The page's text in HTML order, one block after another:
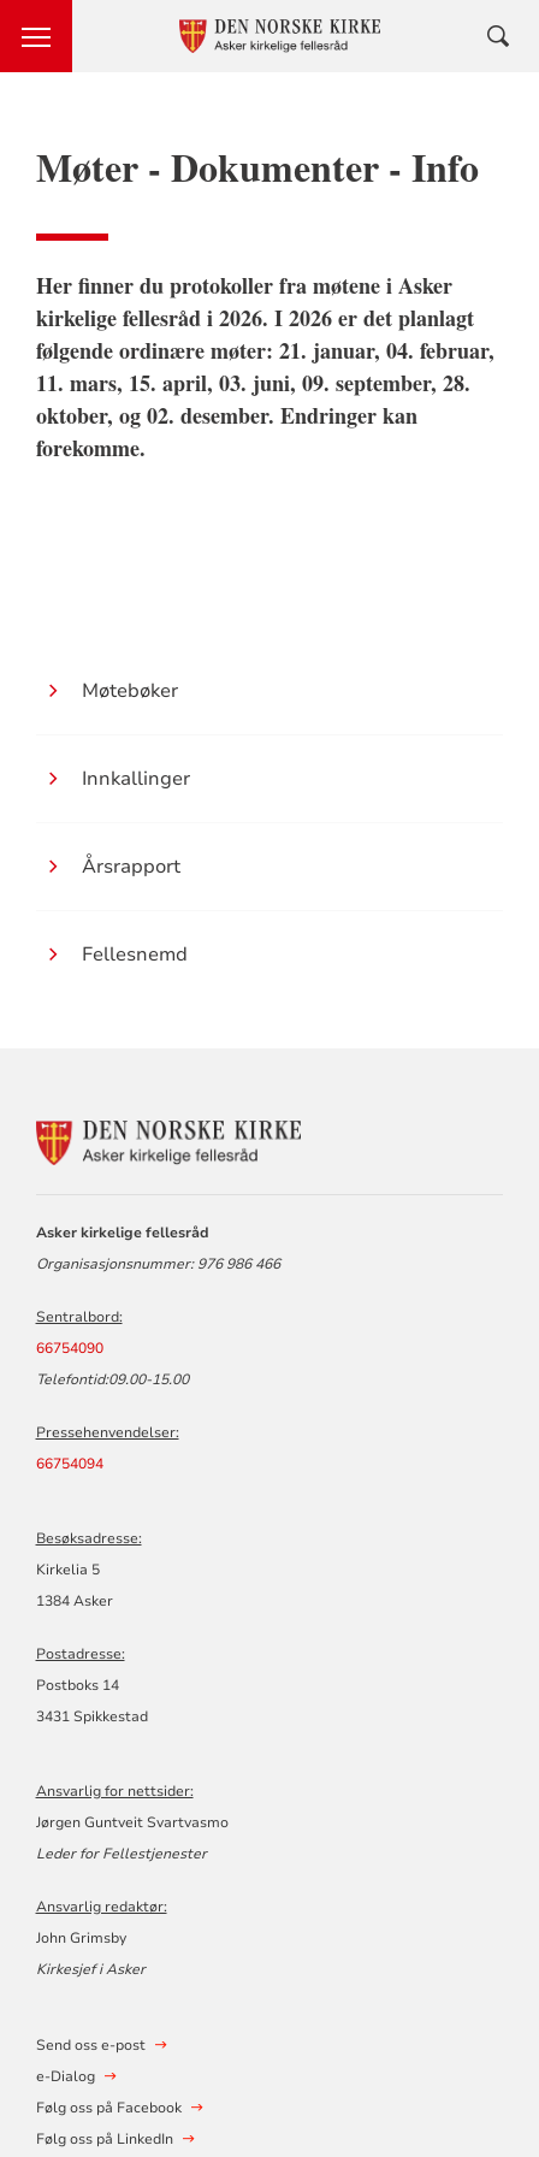
Møter - Dokumenter - Info
Her finner du protokoller fra møtene i Asker
kirkelige fellesråd i 2026. I 2026 er det planlagt
følgende ordinære møter: 21. januar, 04. februar,
11. mars, 15. april, 03. juni, 09. september, 28.
oktober, og 02. desember. Endringer kan
forekomme.
Møtebøker
Innkallinger
Årsrapport
Fellesnemd
KONTAKTINFORMASJON
Asker kirkelige fellesråd
Organisasjonsnummer: 976 986 466
Sentralbord:
66754090
Telefontid:09.00-15.00
Pressehenvendelser:
66754094
Besøksadresse:
Kirkelia 5
1384 Asker
Postadresse:
Postboks 14
3431 Spikkestad
Ansvarlig for nettsider:
Jørgen Guntveit Svartvasmo
Leder for Fellestjenester
Ansvarlig redaktør:
John Grimsby
Kirkesjef i Asker
Send oss e-post
e-Dialog
Følg oss på Facebook
Følg oss på LinkedIn